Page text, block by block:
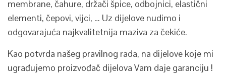
membrane, čahure, držači špice, odbojnici, elastični
elementi, čepovi, vijci, … Uz dijelove nudimo i
odgovarajuća najkvalitetnija maziva za čekiće.
Kao potvrda našeg pravilnog rada, na dijelove koje mi
ugrađujemo proizvođač dijelova Vam daje garanciju !